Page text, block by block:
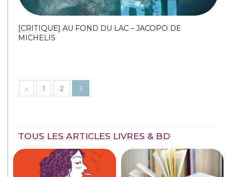
[CRITIQUE] AU FOND DU LAC – JACOPO DE
MICHELIS
‹ 1 2 3
TOUS LES ARTICLES LIVRES & BD